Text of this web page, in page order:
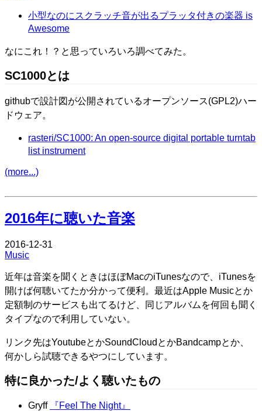
小型なのにスクラッチ音が出るプラッタ付きの楽器 is
Awesome
なにこれ！？と思っていろいろ調べてみた。
SC1000とは
githubで設計図が公開されているオープンソース(GPL2)ハー
ドウェア。
rasteri/SC1000: An open-source digital portable turntab
list instrument
(more...)
2016年に聴いた音楽
2016-12-31
Music
近年は音楽を聞くときはほぼMacのiTunesなので、iTunesを
開けば何聴いてたか分かって便利。最近はApple Musicとか
定額制のサービスも出てるけど、同じアルバムを何回も聞く
タイプなので利用していない。
リンク先はYoutubeとかSoundCloudとかBandcampとか、
何かしら試聴できるやつにしています。
特に良かった/よく聴いたもの
Gryff
『Feel The Night』